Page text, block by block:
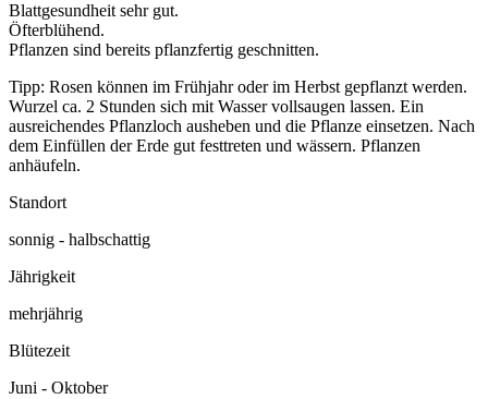
Blattgesundheit sehr gut.
Öfterblühend.
Pflanzen sind bereits pflanzfertig geschnitten.
Tipp: Rosen können im Frühjahr oder im Herbst gepflanzt werden.
Wurzel ca. 2 Stunden sich mit Wasser vollsaugen lassen. Ein
ausreichendes Pflanzloch ausheben und die Pflanze einsetzen. Nach
dem Einfüllen der Erde gut festtreten und wässern. Pflanzen
anhäufeln.
Standort
sonnig - halbschattig
Jährigkeit
mehrjährig
Blütezeit
Juni - Oktober